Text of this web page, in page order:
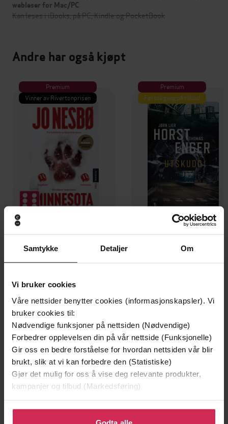
Samtykke Detaljer Om
Vi bruker cookies
Våre nettsider benytter cookies (informasjonskapsler). Vi
bruker cookies til:
Nødvendige funksjoner på nettsiden (Nødvendige)
Forbedrer opplevelsen din på vår nettside (Funksjonelle)
Gir oss en bedre forståelse for hvordan nettsiden vår blir
brukt, slik at vi kan forbedre den (Statistiske)
Gjør det mulig for oss å vise deg relevante produkter,
kampanjer og tilbud (Markedsføring)
Klikk på «Godta alle» for å gi oss ditt samtykke til å
webleser for Mac/PC
Kan leses i iBooks, på PC, Kindle og PocketBook
Andre har også kjøpt
Premium
Vinner av Rivertonprisen
Minnesota
Jo Nesbø
Premium
Første gang på tilbud
Utskudd
Jørn Lier Horst
Undertittel An Intimate Portrait
Forfattere Steve Parke(forfatter)
Forlag Cassell
Kunst og kultur